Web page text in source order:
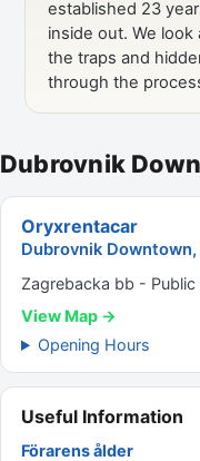
Dubrovnik
Oryxrentacar
Dubrovnik
Zagrebacka bb - Public
View Map →
Opening Hours
Useful Information
Förarens ålder